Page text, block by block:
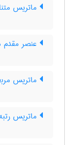
ماتریس
عنصر
ماتریس
ماتریس